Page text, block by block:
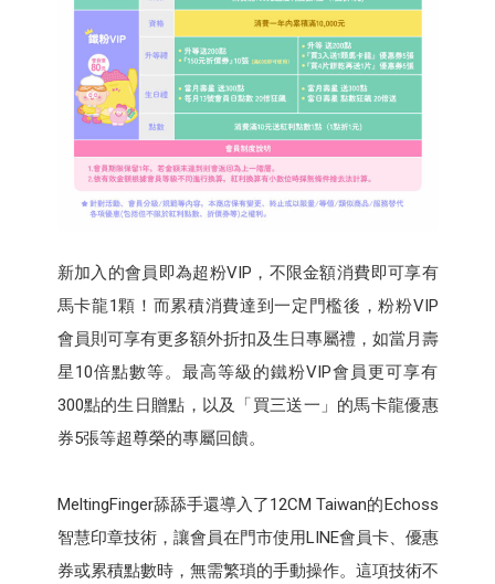
新加入的會員即為超粉VIP，不限金額消費即可享有
馬卡龍1顆！而累積消費達到一定門檻後，粉粉VIP
會員則可享有更多額外折扣及生日專屬禮，如當月壽
星10倍點數等。最高等級的鐵粉VIP會員更可享有
300點的生日贈點，以及「買三送一」的馬卡龍優惠
券5張等超尊榮的專屬回饋。
MeltingFinger舔舔手還導入了12CM Taiwan的Echoss
智慧印章技術，讓會員在門市使用LINE會員卡、優惠
券或累積點數時，無需繁瑣的手動操作。這項技術不